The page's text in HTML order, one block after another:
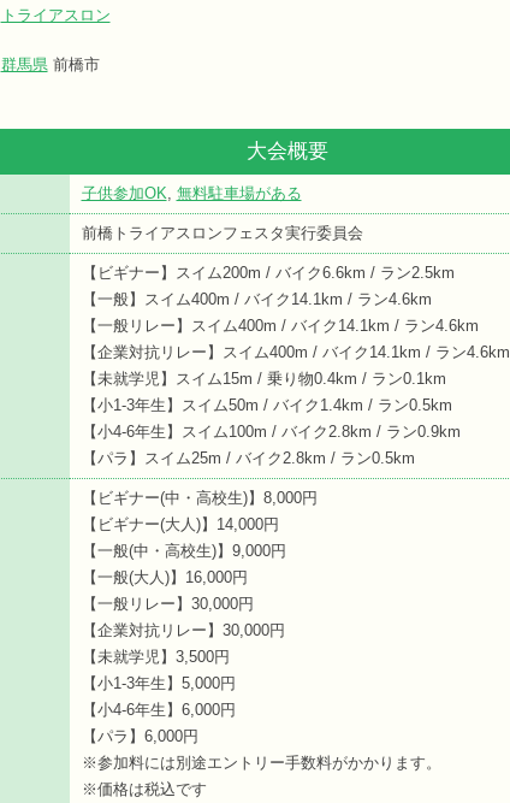
トライアスロン
群馬県前橋市
大会概要
子供参加OK, 無料駐車場がある
前橋トライアスロンフェスタ実行委員会
【ビギナー】スイム200m / バイク6.6km / ラン2.5km
【一般】スイム400m / バイク14.1km / ラン4.6km
【一般リレー】スイム400m / バイク14.1km / ラン4.6km
【企業対抗リレー】スイム400m / バイク14.1km / ラン4.6km
【未就学児】スイム15m / 乗り物0.4km / ラン0.1km
【小1-3年生】スイム50m / バイク1.4km / ラン0.5km
【小4-6年生】スイム100m / バイク2.8km / ラン0.9km
【パラ】スイム25m / バイク2.8km / ラン0.5km
【ビギナー(中・高校生)】8,000円
【ビギナー(大人)】14,000円
【一般(中・高校生)】9,000円
【一般(大人)】16,000円
【一般リレー】30,000円
【企業対抗リレー】30,000円
【未就学児】3,500円
【小1-3年生】5,000円
【小4-6年生】6,000円
【パラ】6,000円
※参加料には別途エントリー手数料がかかります。
※価格は税込です